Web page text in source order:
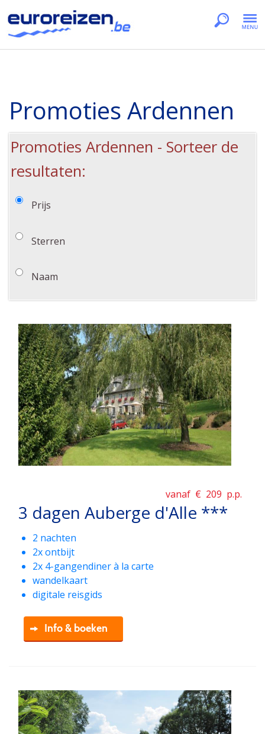
Promoties Ardennen
Promoties Ardennen - Sorteer de
resultaten:
Prijs
Sterren
Naam
vanaf € 209 p.p.
3 dagen Auberge d'Alle ***
2 nachten
2x ontbijt
2x 4-gangendiner à la carte
wandelkaart
digitale reisgids
Info & boeken